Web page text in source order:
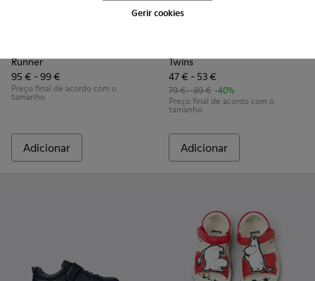
Gerir cookies
Runner
95 € - 99 €
Preço final de acordo com o
tamanho
Adicionar
Twins
47 € - 53 €
79 € - 89 € -40%
Preço final de acordo com o
tamanho
Adicionar